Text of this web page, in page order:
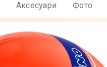
Аксесуари Фото